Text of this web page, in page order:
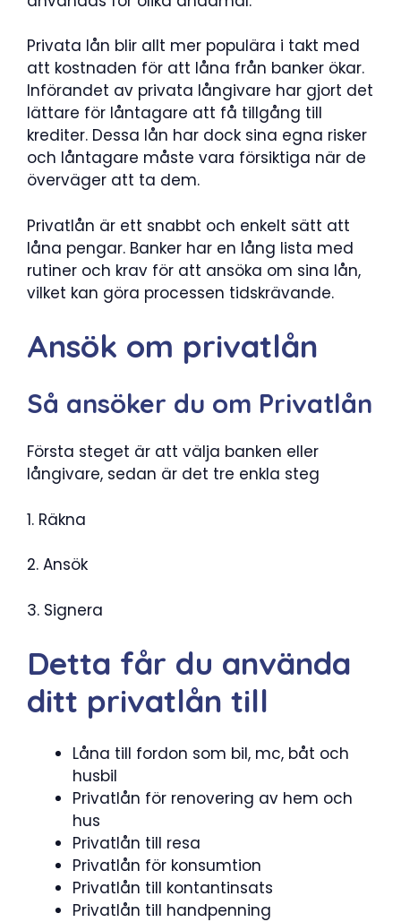
Privata lån blir allt mer populära i takt med
att kostnaden för att låna från banker ökar.
Införandet av privata långivare har gjort det
lättare för låntagare att få tillgång till
krediter. Dessa lån har dock sina egna risker
och låntagare måste vara försiktiga när de
överväger att ta dem.
Privatlån är ett snabbt och enkelt sätt att
låna pengar. Banker har en lång lista med
rutiner och krav för att ansöka om sina lån,
vilket kan göra processen tidskrävande.
Ansök om privatlån
Så ansöker du om Privatlån
Första steget är att välja banken eller
långivare, sedan är det tre enkla steg
1. Räkna
2. Ansök
3. Signera
Detta får du använda
ditt privatlån till
Låna till fordon som bil, mc, båt och
husbil
Privatlån för renovering av hem och
hus
Privatlån till resa
Privatlån för konsumtion
Privatlån till kontantinsats
Privatlån till handpenning